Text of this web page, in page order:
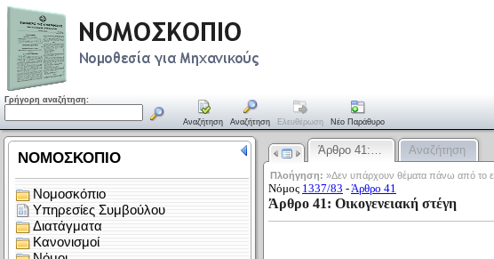
Γρήγορη αναζήτηση:
Αναζήτηση Αναζήτηση Ελευθέρωση Νέο Παράθυρο
Άρθρο 41:… Αναζήτηση